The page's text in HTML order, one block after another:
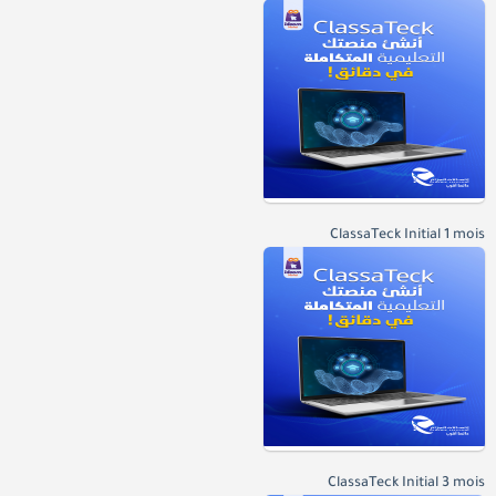
ClassaTeck Initial 1 mois
ClassaTeck Initial 3 mois